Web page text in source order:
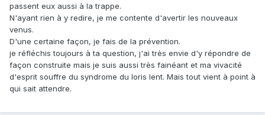
passent eux aussi à la trappe.
N'ayant rien à y redire, je me contente d'avertir les nouveaux
venus.
D'une certaine façon, je fais de la prévention.
je réfléchis toujours à ta question, j'ai très envie d'y répondre de
façon construite mais je suis aussi très fainéant et ma vivacité
d'esprit souffre du syndrome du loris lent. Mais tout vient à point à
qui sait attendre.